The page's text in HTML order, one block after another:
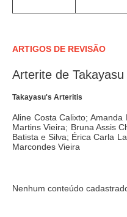
ARTIGOS DE REVISÃO
Arterite de Takayasu
Takayasu's Arteritis
Aline Costa Calixto;
Martins Vieira; Bruna Assis
Batista e Silva; Érica Carla
Marcondes Vieira
Nenhum conteúdo